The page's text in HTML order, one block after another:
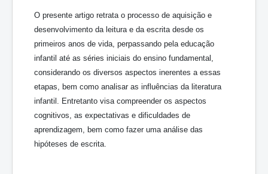
O presente artigo retrata o processo de aquisição e
desenvolvimento da leitura e da escrita desde os
primeiros anos de vida, perpassando pela educação
infantil até as séries iniciais do ensino fundamental,
considerando os diversos aspectos inerentes a essas
etapas, bem como analisar as influências da literatura
infantil. Entretanto visa compreender os aspectos
cognitivos, as expectativas e dificuldades de
aprendizagem, bem como fazer uma análise das
hipóteses de escrita.